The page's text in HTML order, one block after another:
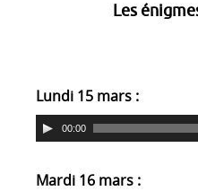
Les
Lundi 15 mars :
00:00
Mardi 16 mars :